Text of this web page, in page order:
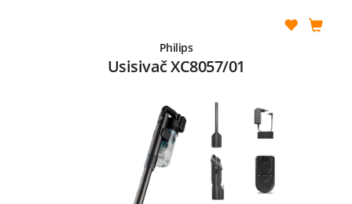
Philips
Usisivač XC8057/01